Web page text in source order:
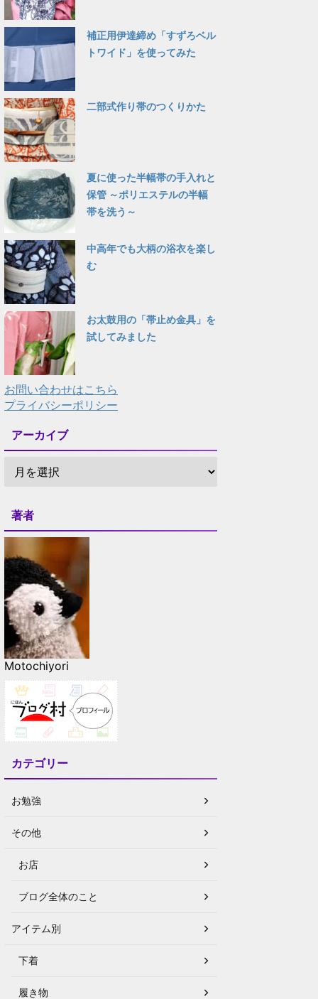
補正用伊達締め「すずろベル
トワイド」を使ってみた
二部式作り帯のつくりかた
夏に使った半幅帯の手入れと
保管 ～ポリエステルの半幅
帯を洗う～
中高年でも大柄の浴衣を楽し
む
お太鼓用の「帯止め金具」を
試してみました
お問い合わせはこちら
プライバシーポリシー
アーカイブ
著者
Motochiyori
カテゴリー
お勉強
その他
お店
ブログ全体のこと
アイテム別
下着
履き物